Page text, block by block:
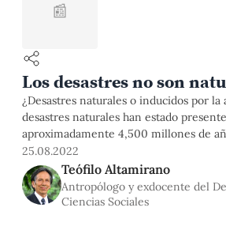
📰
Los desastres no son
¿Desastres naturales o inducidos por la
desastres naturales han estado
aproximadamente 4,500 millones de
produce el llamado “Big Bang” hasta
acciones humanas sobre la naturaleza.
únicos desastres naturales que
etapas de formación de nuestro
25.08.2022
Teófilo Altamirano
Antropólogo y exdocente del
Ciencias Sociales